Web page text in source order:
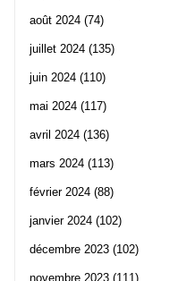
août 2024 (74)
juillet 2024 (135)
juin 2024 (110)
mai 2024 (117)
avril 2024 (136)
mars 2024 (113)
février 2024 (88)
janvier 2024 (102)
décembre 2023 (102)
novembre 2023 (111)